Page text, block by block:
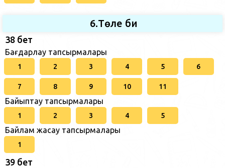
6.Төле би
38 бет
Бағдарлау тапсырмалары
1 2 3 4 5 6
7 8 9 10 11
Байыптау тапсырмалары
1 2 3 4 5
Байлам жасау тапсырмалары
1
39 бет